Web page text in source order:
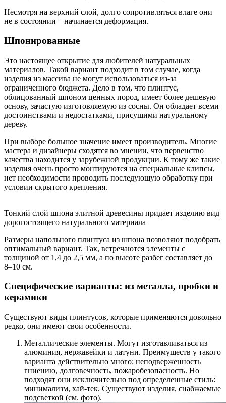
Несмотря на верхний слой, долго сопротивляться влаге они
не в состоянии – начинается деформация.
Шпонированные
Это настоящее открытие для любителей натуральных
материалов. Такой вариант подходит в том случае, когда
изделия из массива не могут использоваться из-за
ограниченного бюджета. Дело в том, что плинтус,
облицованный шпоном ценных пород, имеет более дешевую
основу, зачастую изготовляемую из сосны. Он обладает всеми
достоинствами и недостатками, присущими натуральному
дереву.
При выборе большое значение имеет производитель. Многие
мастера и дизайнеры сходятся во мнении, что первенство
качества находится у зарубежной продукции. К тому же такие
изделия очень просто монтируются на специальные клипсы,
нет необходимости проводить последующую обработку при
условии скрытого крепления.
Тонкий слой шпона элитной древесины придает изделию вид
дорогостоящего натурального материала
Размеры напольного плинтуса из шпона позволяют подобрать
оптимальный вариант. Так, встречаются элементы с
толщиной от 1,4 до 2,5 мм, а по высоте разбег составляет до
8–10 см.
Специфические варианты: из металла, пробки и
керамики
Существуют виды плинтусов, которые применяются довольно
редко, они имеют свои особенности.
Металлические элементы. Могут изготавливаться из
алюминия, нержавейки и латуни. Преимуществ у такого
варианта действительно много: неподверженность
гниению, долговечность, пожаробезопасность. Но
подходят они исключительно под определенные стиль:
минимализм, хай-тек. Существуют изделия, снабжаемые
подсветкой (см. фото).